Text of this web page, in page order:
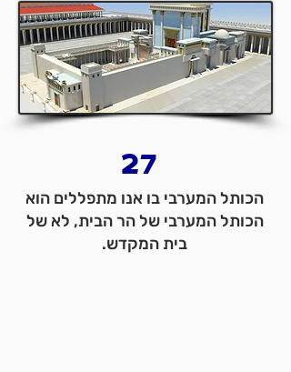
27
הכותל המערבי בו אנו מתפללים הוא
הכותל המערבי של הר הבית, לא של
בית המקדש.